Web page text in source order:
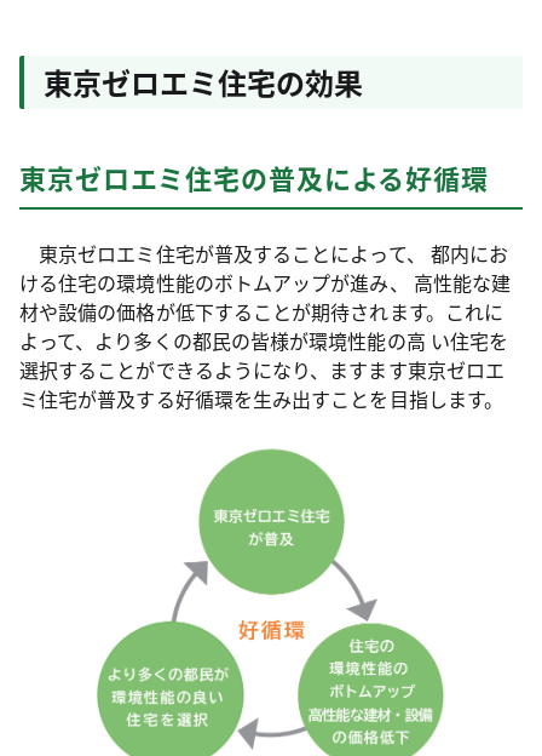
東京ゼロエミ住宅の効果
東京ゼロエミ住宅の普及による好循環
東京ゼロエミ住宅が普及することによって、 都内にお
ける住宅の環境性能のボトムアップが進み、 高性能な建
材や設備の価格が低下することが期待されます。これに
よって、より多くの都民の皆様が環境性能の高 い住宅を
選択することができるようになり、ますます東京ゼロエ
ミ住宅が普及する好循環を生み出すことを目指します。